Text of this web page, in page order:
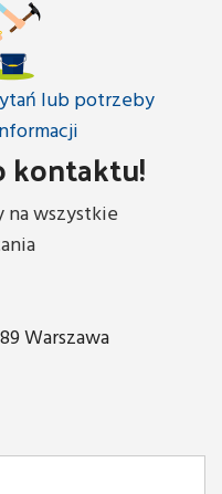
lub potrzeby
kontaktu!
wszystkie
Warszawa